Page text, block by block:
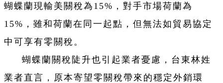
蝴蝶蘭現輸美關稅為15%，對手市場荷蘭為
15%，雖和荷蘭在同一起點，但無法如貿易協定
中可享有零關稅。
蝴蝶蘭關稅陡升也引起業者憂慮，台東林姓
業者直言，原本寄望零關稅帶來的穩定外銷環